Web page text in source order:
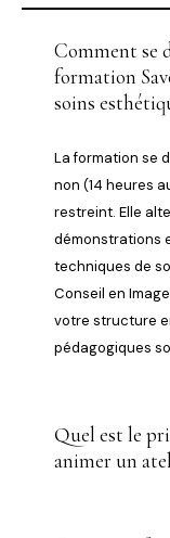
Comment se
formation
soins
La formation se
non (14 heures
restreint. Elle
démonstrations
techniques de
Conseil en
votre structure
pédagogiques
Quel est le
animer un